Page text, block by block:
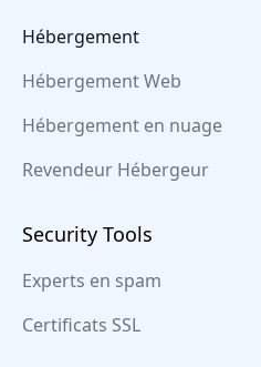
Hébergement
Hébergement Web
Hébergement en nuage
Revendeur Hébergeur
Security Tools
Experts en spam
Certificats SSL